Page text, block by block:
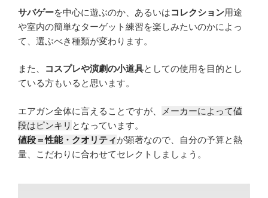
サバゲーを中心に遊ぶのか、あるいはコレクション用途
や室内の簡単なターゲット練習を楽しみたいのかによっ
て、選ぶべき種類が変わります。
また、 コスプレや演劇の小道具としての使用を目的とし
ている方もいると思います。
エアガン全体に言えることですが、
メーカーによって値
段はピンキリ となっています。
値段＝性能・クオリティが顕著なので、自分の予算と熱
量、こだわりに合わせてセレクトしましょう。